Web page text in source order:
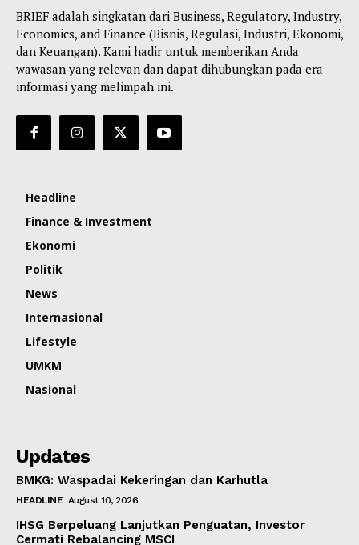
BRIEF adalah singkatan dari Business, Regulatory, Industry,
Economics, and Finance (Bisnis, Regulasi, Industri, Ekonomi,
dan Keuangan). Kami hadir untuk memberikan Anda
wawasan yang relevan dan dapat dihubungkan pada era
informasi yang melimpah ini.
Headline
Finance & Investment
Ekonomi
Politik
News
Internasional
Lifestyle
UMKM
Nasional
Updates
BMKG: Waspadai Kekeringan dan Karhutla
HEADLINE August 10, 2026
IHSG Berpeluang Lanjutkan Penguatan, Investor
Cermati Rebalancing MSCI